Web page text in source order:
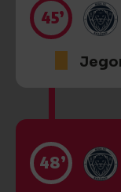
45’
48’